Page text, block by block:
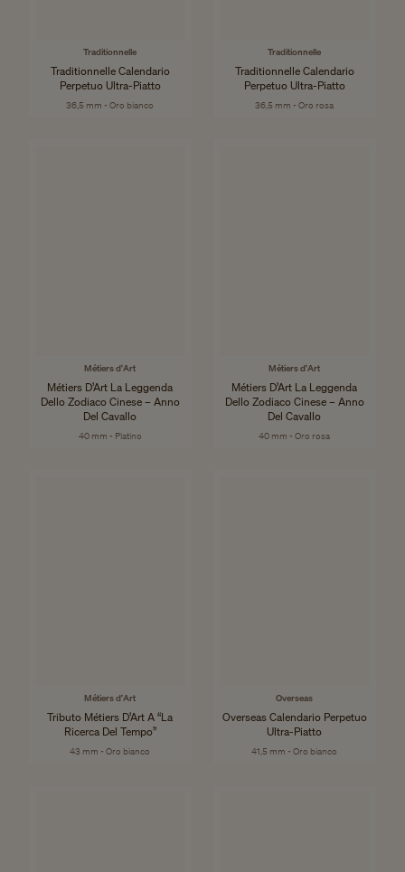
Traditionnelle
Traditionnelle Calendario
Perpetuo Ultra-Piatto
36,5 mm - Oro bianco
Traditionnelle
Traditionnelle Calendario
Perpetuo Ultra-Piatto
36,5 mm - Oro rosa
Métiers d'Art
Métiers D’Art La Leggenda
Dello Zodiaco Cinese – Anno
Del Cavallo
40 mm - Platino
Métiers d'Art
Métiers D’Art La Leggenda
Dello Zodiaco Cinese – Anno
Del Cavallo
40 mm - Oro rosa
Métiers d'Art
Tributo Métiers D’Art A “La
Ricerca Del Tempo”
43 mm - Oro bianco
Overseas
Overseas Calendario Perpetuo
Ultra-Piatto
41,5 mm - Oro bianco